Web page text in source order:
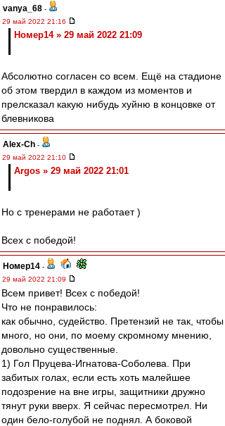
vanya_68 -
29 май 2022 21:16
Номер14 » 29 май 2022 21:09
Абсолютно согласен со всем. Ещё на стадионе
об этом твердил в каждом из моментов и
прелсказал какую нибудь хуйню в концовке от
блевникова
Alex-Ch -
29 май 2022 21:10
Argos » 29 май 2022 21:01
Но с тренерами не работает )
Всех с победой!
Номер14 -
29 май 2022 21:09
Всем привет! Всех с победой!
Что не понравилось:
как обычно, судейство. Претензий не так, чтобы
много, но они, по моему скромному мнению,
довольно существенные.
1) Гол Пруцева-Игнатова-Соболева. При
забитых голах, если есть хоть малейшее
подозрение на вне игры, защитники дружно
тянут руки вверх. Я сейчас пересмотрел. Ни
один бело-голубой не поднял. А боковой